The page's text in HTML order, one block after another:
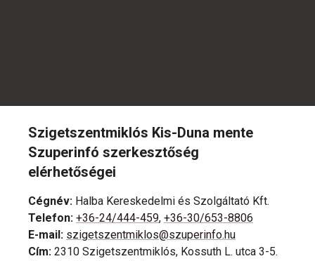
Szigetszentmiklós Kis-Duna mente
Szuperinfó szerkesztőség
elérhetőségei
Cégnév: Halba Kereskedelmi és Szolgáltató Kft.
Telefon: +36-24/444-459, +36-30/653-8806
E-mail: szigetszentmiklos@szuperinfo.hu
Cím: 2310 Szigetszentmiklós, Kossuth L. utca 3-5.